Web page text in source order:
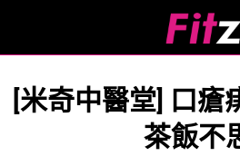
[米奇中醫堂] 口瘡
茶飯不